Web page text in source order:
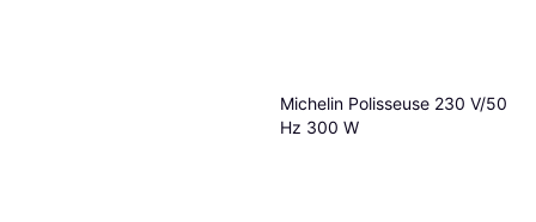
Michelin Polisseuse 230 V/50
Hz 300 W